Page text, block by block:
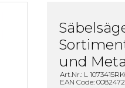
und
Art.Nr.: L
EAN Code: